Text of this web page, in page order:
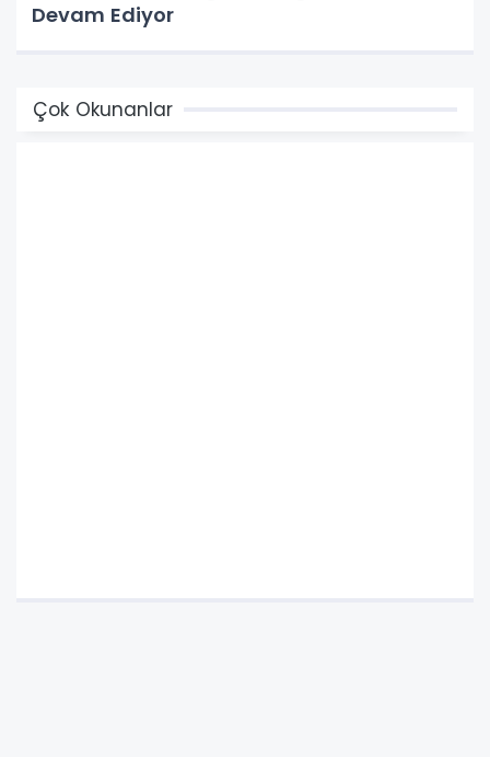
Devam Ediyor
Çok Okunanlar